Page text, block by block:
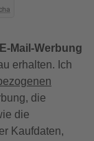
Mail-Werbung
erhalten. Ich
die
die
Kaufdaten,